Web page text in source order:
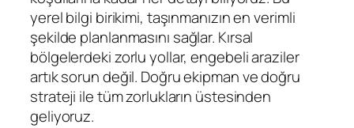
yerel bilgi birikimi, taşınmanızın en verimli
şekilde planlanmasını sağlar. Kırsal
bölgelerdeki zorlu yollar, engebeli araziler
artık sorun değil. Doğru ekipman ve doğru
strateji ile tüm zorlukların üstesinden
geliyoruz.